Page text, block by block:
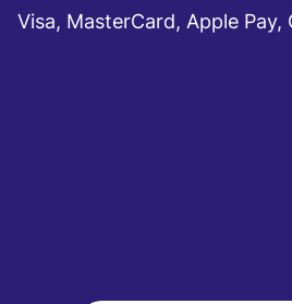
Visa, MasterCard, Apple Pay,